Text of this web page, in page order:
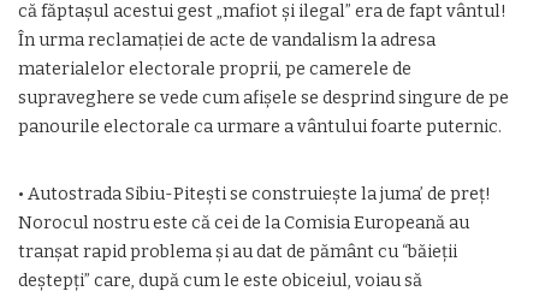
că făptaşul acestui gest „mafiot şi ilegal” era de fapt vântul!
În urma reclamaţiei de acte de vandalism la adresa
materialelor electorale proprii, pe camerele de
supraveghere se vede cum afişele se desprind singure de pe
panourile electorale ca urmare a vântului foarte puternic.
• Autostrada Sibiu-Piteşti se construieşte la juma’ de preţ!
Norocul nostru este că cei de la Comisia Europeană au
tranşat rapid problema şi au dat de pământ cu “băieţii
deştepţi” care, după cum le este obiceiul, voiau să